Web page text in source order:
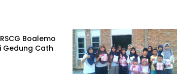
Boalemo
Gedung Cath